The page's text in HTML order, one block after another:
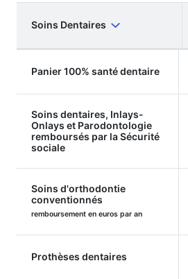
Soins Dentaires
Panier 100% santé dentaire
Soins dentaires, Inlays-
Onlays et Parodontologie
remboursés par la Sécurité
sociale
Soins d'orthodontie
conventionnés
remboursement en euros par an
Prothèses dentaires